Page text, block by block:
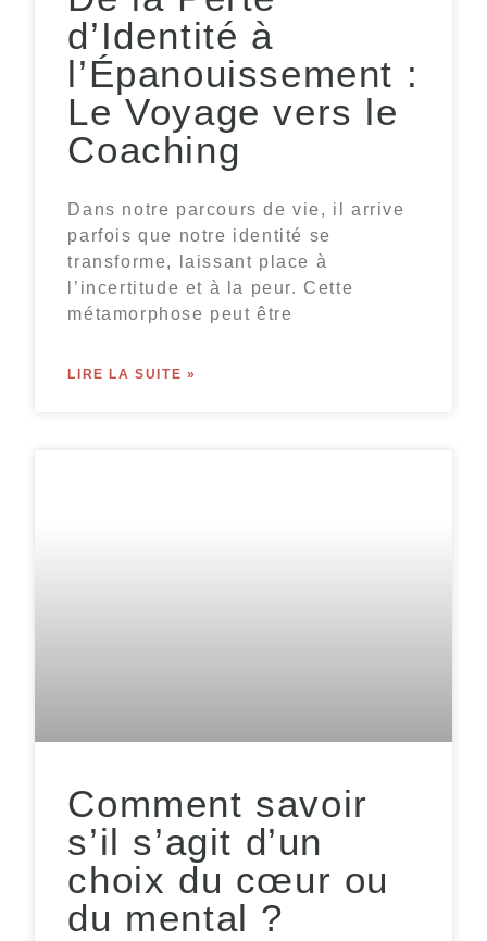
d’Identité à
l’Épanouissement :
Le Voyage vers le
Coaching
Dans notre parcours de vie, il arrive
parfois que notre identité se
transforme, laissant place à
l’incertitude et à la peur. Cette
métamorphose peut être
LIRE LA SUITE »
Comment savoir
s’il s’agit d’un
choix du cœur ou
du mental ?